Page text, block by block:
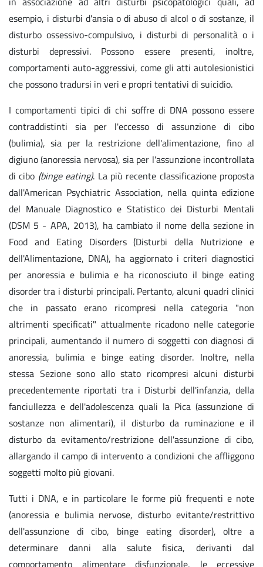
esempio, i disturbi d'ansia o di abuso di alcol o di sostanze, il
disturbo ossessivo-compulsivo, i disturbi di personalità o i
disturbi depressivi. Possono essere presenti, inoltre,
comportamenti auto-aggressivi, come gli atti autolesionistici
che possono tradursi in veri e propri tentativi di suicidio.
I comportamenti tipici di chi soffre di DNA possono essere
contraddistinti sia per l'eccesso di assunzione di cibo
(bulimia), sia per la restrizione dell'alimentazione, fino al
digiuno (anoressia nervosa), sia per l'assunzione incontrollata
di cibo (binge eating). La più recente classificazione proposta
dall'American Psychiatric Association, nella quinta edizione
del Manuale Diagnostico e Statistico dei Disturbi Mentali
(DSM 5 - APA, 2013), ha cambiato il nome della sezione in
Food and Eating Disorders (Disturbi della Nutrizione e
dell'Alimentazione, DNA), ha aggiornato i criteri diagnostici
per anoressia e bulimia e ha riconosciuto il binge eating
disorder tra i disturbi principali. Pertanto, alcuni quadri clinici
che in passato erano ricompresi nella categoria "non
altrimenti specificati" attualmente ricadono nelle categorie
principali, aumentando il numero di soggetti con diagnosi di
anoressia, bulimia e binge eating disorder. Inoltre, nella
stessa Sezione sono allo stato ricompresi alcuni disturbi
precedentemente riportati tra i Disturbi dell'infanzia, della
fanciullezza e dell'adolescenza quali la Pica (assunzione di
sostanze non alimentari), il disturbo da ruminazione e il
disturbo da evitamento/restrizione dell'assunzione di cibo,
allargando il campo di intervento a condizioni che affliggono
soggetti molto più giovani.
Tutti i DNA, e in particolare le forme più frequenti e note
(anoressia e bulimia nervose, disturbo evitante/restrittivo
dell'assunzione di cibo, binge eating disorder), oltre a
determinare danni alla salute fisica, derivanti dal
comportamento alimentare disfunzionale, le eccessive